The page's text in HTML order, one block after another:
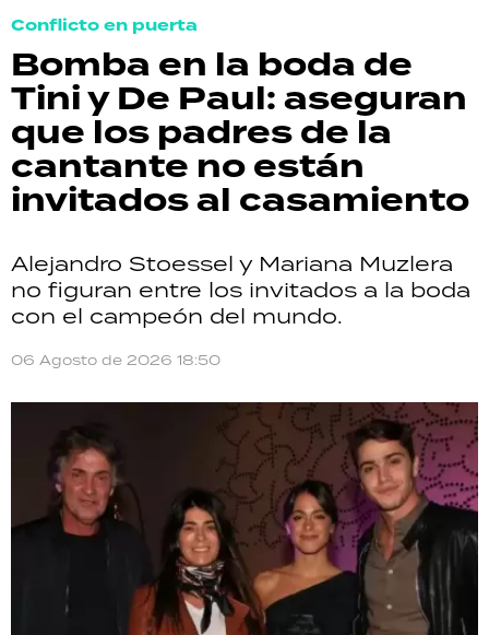
Conflicto en puerta
Bomba en la boda de
Tini y De Paul: aseguran
que los padres de la
cantante no están
invitados al casamiento
Alejandro Stoessel y Mariana Muzlera
no figuran entre los invitados a la boda
con el campeón del mundo.
06 Agosto de 2026 18:50